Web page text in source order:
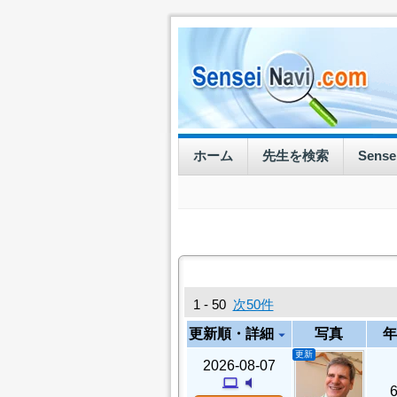
ホーム 先生を検索
1 - 50 次50件
更新順・詳細 arrow_drop_down 写真
2026-08-07
computer volume_mute
更新